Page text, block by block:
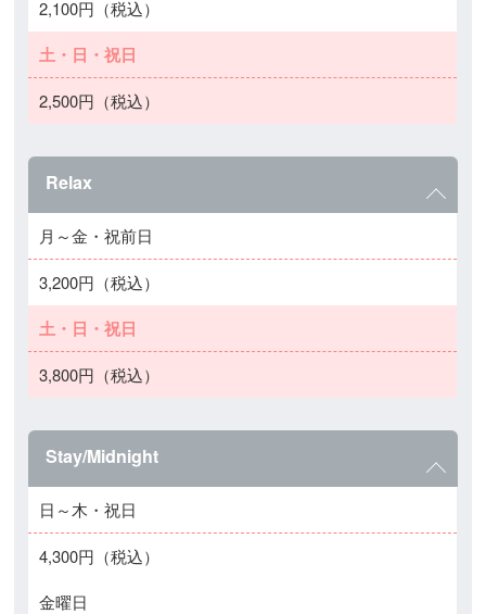
2,100円（税込）
土・日・祝日
2,500円（税込）
Relax
月～金・祝前日
3,200円（税込）
土・日・祝日
3,800円（税込）
Stay/Midnight
日～木・祝日
4,300円（税込）
金曜日